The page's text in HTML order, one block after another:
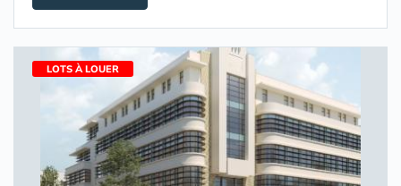
LOTS À LOUER